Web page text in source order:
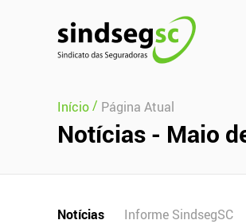
Início/ Página Atual
Notícias - Maio
Notícias Informe SindsegSC